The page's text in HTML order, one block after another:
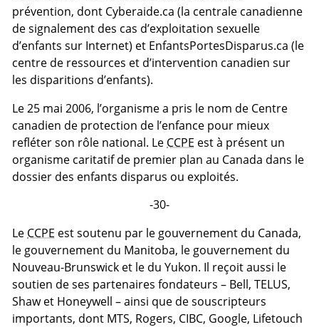
prévention, dont Cyberaide.ca (la centrale canadienne
de signalement des cas d’exploitation sexuelle
d’enfants sur Internet) et EnfantsPortesDisparus.ca (le
centre de ressources et d’intervention canadien sur
les disparitions d’enfants).
Le 25 mai 2006, l’organisme a pris le nom de Centre
canadien de protection de l’enfance pour mieux
refléter son rôle national. Le CCPE est à présent un
organisme caritatif de premier plan au Canada dans le
dossier des enfants disparus ou exploités.
-30-
Le CCPE est soutenu par le gouvernement du Canada,
le gouvernement du Manitoba, le gouvernement du
Nouveau-Brunswick et le du Yukon. Il reçoit aussi le
soutien de ses partenaires fondateurs – Bell, TELUS,
Shaw et Honeywell – ainsi que de souscripteurs
importants, dont MTS, Rogers, CIBC, Google, Lifetouch